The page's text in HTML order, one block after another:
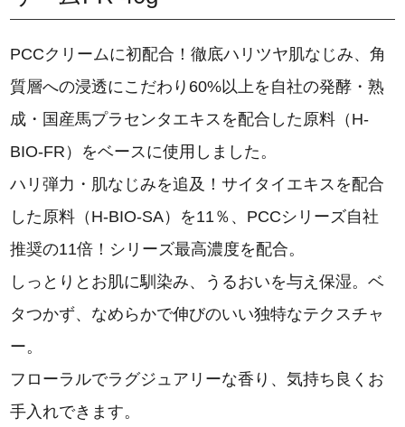
PCCクリームに初配合！徹底ハリツヤ肌なじみ、角
質層への浸透にこだわり60%以上を自社の発酵・熟
成・国産馬プラセンタエキスを配合した原料（H-
BIO-FR）をベースに使用しました。
ハリ弾力・肌なじみを追及！サイタイエキスを配合
した原料（H-BIO-SA）を11％、PCCシリーズ自社
推奨の11倍！シリーズ最高濃度を配合。
しっとりとお肌に馴染み、うるおいを与え保湿。ベ
タつかず、なめらかで伸びのいい独特なテクスチャ
ー。
フローラルでラグジュアリーな香り、気持ち良くお
手入れできます。